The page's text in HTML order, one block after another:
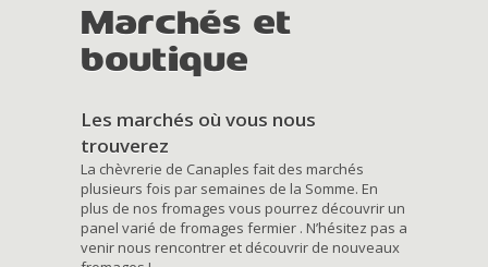
Marchés et
boutique
Les marchés où vous nous
trouverez
La chèvrerie de Canaples fait des marchés
plusieurs fois par semaines de la Somme. En
plus de nos fromages vous pourrez découvrir un
panel varié de fromages fermier . N’hésitez pas a
venir nous rencontrer et découvrir de nouveaux